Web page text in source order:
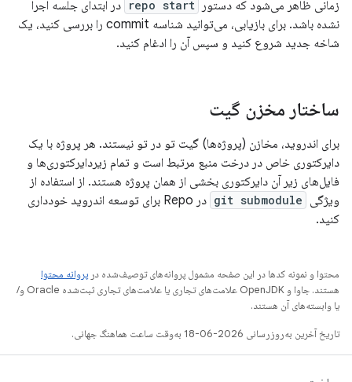
زمانی ظاهر می‌شود که دستور repo start در ابتدای جلسه اجرا
نشده باشد. برای بازیابی، می‌توانید شناسه commit را بررسی کنید، یک
شاخه جدید شروع کنید و سپس آن را ادغام کنید.
ساختار مخزن گیت
برای اندروید، مخازن (پروژه‌ها) گیت تو در تو نیستند. هر پروژه با یک
دایرکتوری خاص در درخت منبع مرتبط است و تمام زیردایرکتوری‌ها و
فایل‌های زیر آن دایرکتوری بخشی از همان پروژه هستند. از استفاده از
ویژگی git submodule
در Repo برای توسعه اندروید خودداری
کنید.
محتوا و نمونه کدها در این صفحه مشمول پروانه‌های توصیف‌شده در پروانه محتوا
هستند. جاوا و OpenJDK علامت‌های تجاری یا علامت‌های تجاری ثبت‌شده Oracle و/
یا وابسته‌های آن هستند.
تاریخ آخرین به‌روزرسانی 2026-06-18 به‌وقت ساعت هماهنگ جهانی.